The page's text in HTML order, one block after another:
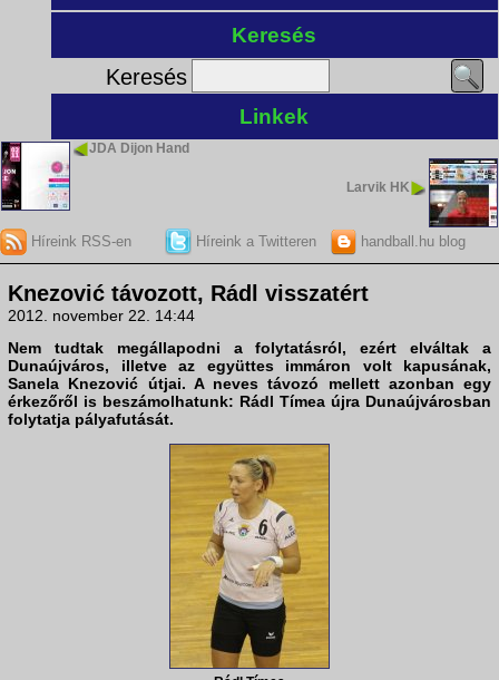
Keresés
Keresés
Linkek
JDA Dijon Hand
Larvik HK
Híreink RSS-en Híreink a Twitteren handball.hu blog
Knezović távozott, Rádl visszatért
2012. november 22. 14:44
Nem tudtak megállapodni a folytatásról, ezért elváltak a
Dunaújváros, illetve az együttes immáron volt kapusának,
Sanela Knezović útjai. A neves távozó mellett azonban egy
érkezőről is beszámolhatunk: Rádl Tímea újra Dunaújvárosban
folytatja pályafutását.